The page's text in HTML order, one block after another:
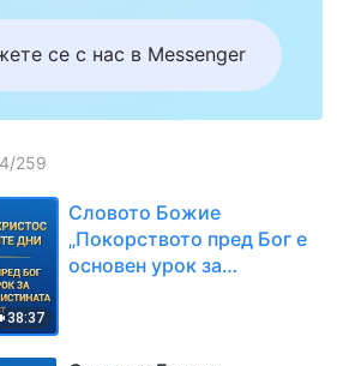
се с нас в Messenger
/259
38:37
Словото Божие
„Покорството пред Бог е
основен урок за